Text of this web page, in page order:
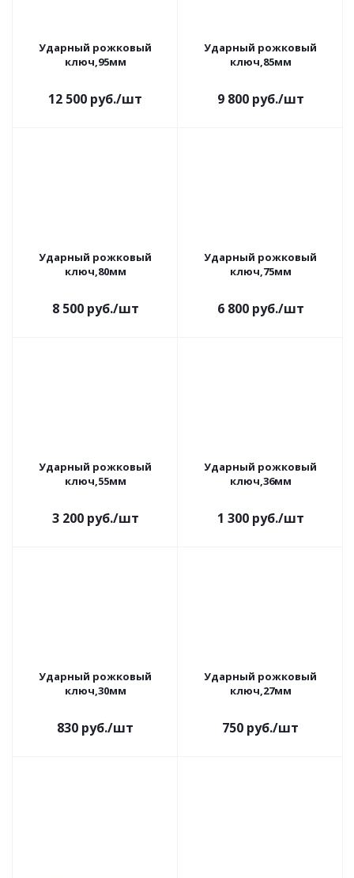
Ударный рожковый
ключ,95мм
12 500 руб./шт
Ударный рожковый
ключ,85мм
9 800руб./шт
Ударный рожковый
ключ,80мм
8 500руб./шт
Ударный рожковый
ключ,75мм
6 800руб./шт
Ударный рожковый
ключ,55мм
3 200руб./шт
Ударный рожковый
ключ,36мм
1 300руб./шт
Ударный рожковый
ключ,30мм
830 руб./шт
Ударный рожковый
ключ,27мм
750 руб./шт